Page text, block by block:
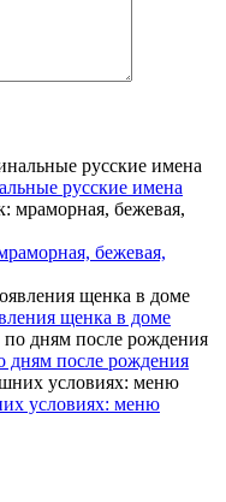
русские имена
бежевая,
щенка в доме
дням после рождения
условиях: меню